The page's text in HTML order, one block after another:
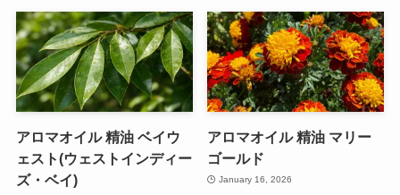
アロマオイル 精油 ベイウ
ェスト(ウェストインディー
ズ・ベイ)
アロマオイル 精油 マリー
ゴールド
January 16, 2026